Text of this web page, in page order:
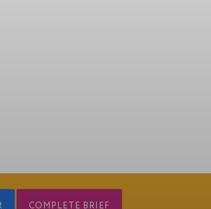
COMPLETE BRIEF